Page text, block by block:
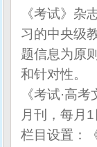
《考试》杂
习的中央级
题信息为原
和针对性。
《考试·高
月刊，每月
栏目设置：